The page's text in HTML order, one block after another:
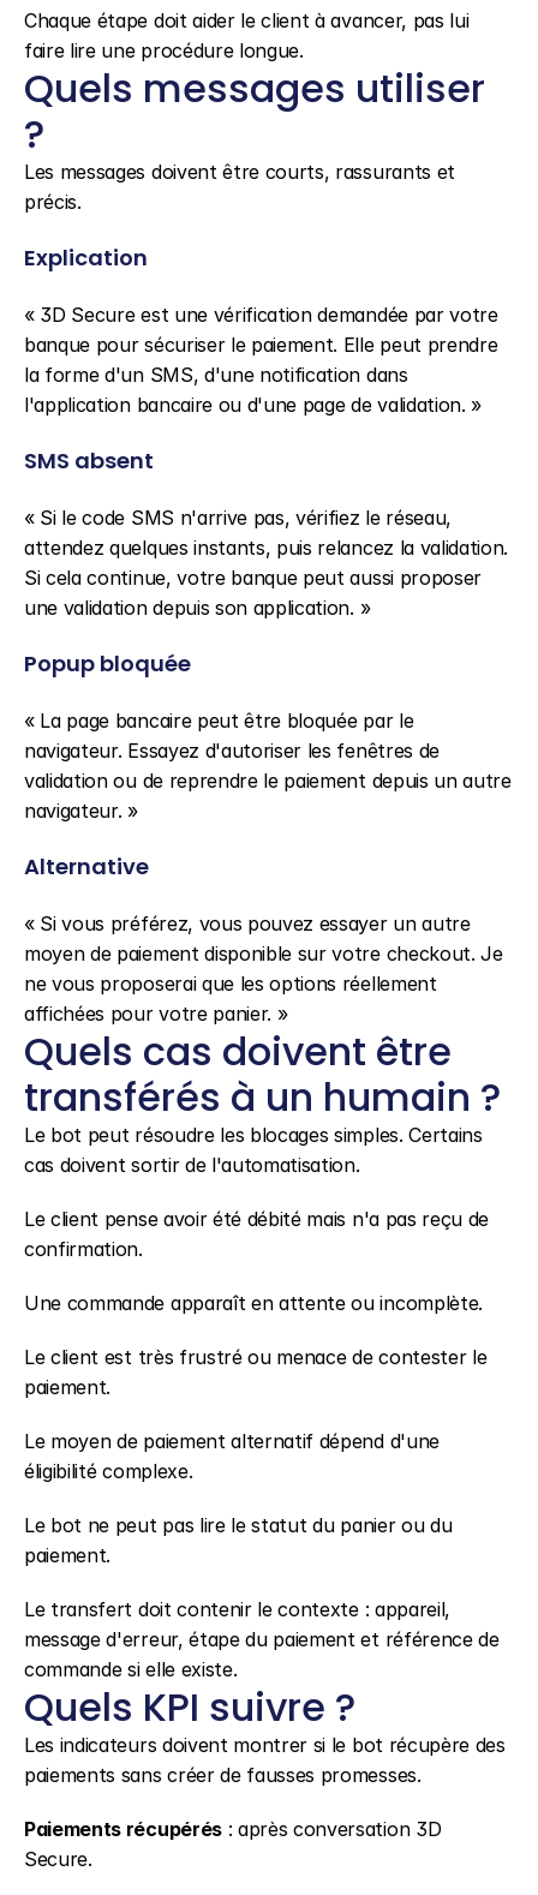
Chaque étape doit aider le client à avancer, pas lui
faire lire une procédure longue.
Quels messages utiliser
?
Les messages doivent être courts, rassurants et
précis.
Explication
« 3D Secure est une vérification demandée par votre
banque pour sécuriser le paiement. Elle peut prendre
la forme d'un SMS, d'une notification dans
l'application bancaire ou d'une page de validation. »
SMS absent
« Si le code SMS n'arrive pas, vérifiez le réseau,
attendez quelques instants, puis relancez la validation.
Si cela continue, votre banque peut aussi proposer
une validation depuis son application. »
Popup bloquée
« La page bancaire peut être bloquée par le
navigateur. Essayez d'autoriser les fenêtres de
validation ou de reprendre le paiement depuis un autre
navigateur. »
Alternative
« Si vous préférez, vous pouvez essayer un autre
moyen de paiement disponible sur votre checkout. Je
ne vous proposerai que les options réellement
affichées pour votre panier. »
Quels cas doivent être
transférés à un humain ?
Le bot peut résoudre les blocages simples. Certains
cas doivent sortir de l'automatisation.
Le client pense avoir été débité mais n'a pas reçu de
confirmation.
Une commande apparaît en attente ou incomplète.
Le client est très frustré ou menace de contester le
paiement.
Le moyen de paiement alternatif dépend d'une
éligibilité complexe.
Le bot ne peut pas lire le statut du panier ou du
paiement.
Le transfert doit contenir le contexte : appareil,
message d'erreur, étape du paiement et référence de
commande si elle existe.
Quels KPI suivre ?
Les indicateurs doivent montrer si le bot récupère des
paiements sans créer de fausses promesses.
Paiements récupérés : après conversation 3D
Secure.